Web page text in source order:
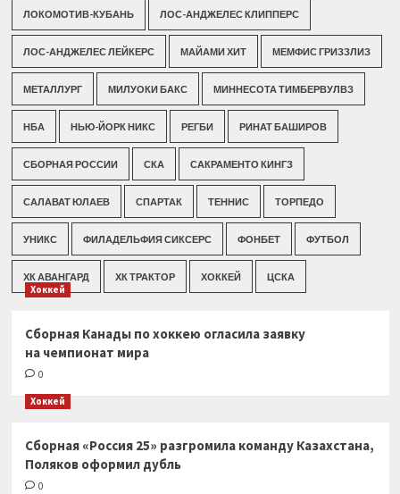
ЛОКОМОТИВ-КУБАНЬ ЛОС-АНДЖЕЛЕС КЛИППЕРС
ЛОС-АНДЖЕЛЕС ЛЕЙКЕРС МАЙАМИ ХИТ МЕМФИС ГРИЗЗЛИЗ
МЕТАЛЛУРГ МИЛУОКИ БАКС МИННЕСОТА ТИМБЕРВУЛВЗ
НБА НЬЮ-ЙОРК НИКС РЕГБИ РИНАТ БАШИРОВ
СБОРНАЯ РОССИИ СКА САКРАМЕНТО КИНГЗ
САЛАВАТ ЮЛАЕВ СПАРТАК ТЕННИС ТОРПЕДО
УНИКС ФИЛАДЕЛЬФИЯ СИКСЕРС ФОНБЕТ ФУТБОЛ
ХК АВАНГАРД ХК ТРАКТОР ХОККЕЙ ЦСКА
Хоккей
Сборная Канады по хоккею огласила заявку
на чемпионат мира
0
Хоккей
Сборная «Россия 25» разгромила команду Казахстана,
Поляков оформил дубль
0